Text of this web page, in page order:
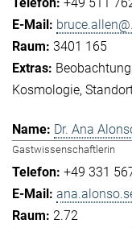
3401 165
Kosmologie
Dr. Ana
Gastwissenschaftlerin
+49 331
2.72